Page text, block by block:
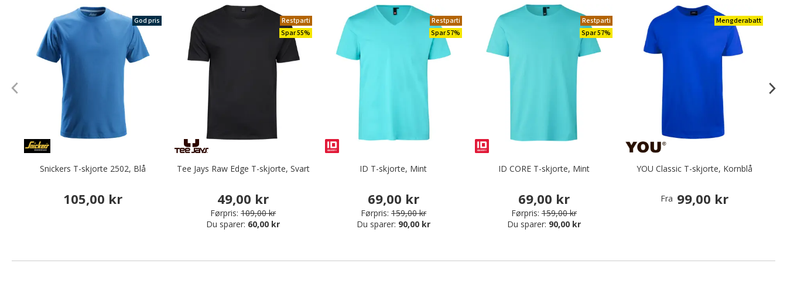
God pris
Snickers T-skjorte 2502, Blå
105,00 kr
Restparti
Spar 55%
Tee Jays Raw Edge T-skjorte, Svart
49,00 kr
Førpris: 109,00 kr
Du sparer: 60,00 kr
Restparti
Spar 57%
ID T-skjorte, Mint
69,00 kr
Førpris: 159,00 kr
Du sparer: 90,00 kr
Restparti
Spar 57%
ID CORE T-skjorte, Mint
69,00 kr
Førpris: 159,00 kr
Du sparer: 90,00 kr
Mengderabatt
YOU Classic T-skjorte, Kornblå
Fra 99,00 kr